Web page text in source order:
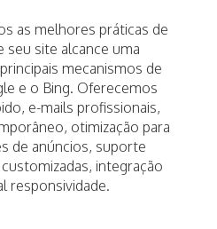
as melhores práticas de
seu site alcance uma
mecanismos de
e o Bing. Oferecemos
e-mails profissionais,
otimização para
de anúncios, suporte
integração
responsividade.